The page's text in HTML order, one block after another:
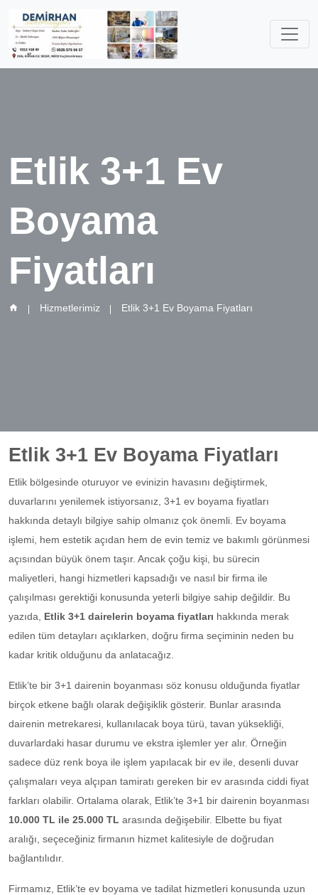
Etlik 3+1 Ev
Boyama
Fiyatları
Hizmetlerimiz Etlik 3+1 Ev Boyama Fiyatları
Etlik 3+1 Ev Boyama Fiyatları
Etlik bölgesinde oturuyor ve evinizin havasını değiştirmek,
duvarlarını yenilemek istiyorsanız, 3+1 ev boyama fiyatları
hakkında detaylı bilgiye sahip olmanız çok önemli. Ev boyama
işlemi, hem estetik açıdan hem de evin temiz ve bakımlı görünmesi
açısından büyük önem taşır. Ancak çoğu kişi, bu sürecin
maliyetleri, hangi hizmetleri kapsadığı ve nasıl bir firma ile
çalışılması gerektiği konusunda yeterli bilgiye sahip değildir. Bu
yazıda, Etlik 3+1 dairelerin boyama fiyatları hakkında merak
edilen tüm detayları açıklarken, doğru firma seçiminin neden bu
kadar kritik olduğunu da anlatacağız.
Etlik’te bir 3+1 dairenin boyanması söz konusu olduğunda fiyatlar
birçok etkene bağlı olarak değişiklik gösterir. Bunlar arasında
dairenin metrekaresi, kullanılacak boya türü, tavan yüksekliği,
duvarlardaki hasar durumu ve ekstra işlemler yer alır. Örneğin
sadece düz renk boya ile işlem yapılacak bir ev ile, desenli duvar
çalışmaları veya alçıpan tamiratı gereken bir ev arasında ciddi fiyat
farkları olabilir. Ortalama olarak, Etlik’te 3+1 bir dairenin boyanması
10.000 TL ile 25.000 TL arasında değişebilir. Elbette bu fiyat
aralığı, seçeceğiniz firmanın hizmet kalitesiyle de doğrudan
bağlantılıdır.
Firmamız, Etlik’te ev boyama ve tadilat hizmetleri konusunda uzun